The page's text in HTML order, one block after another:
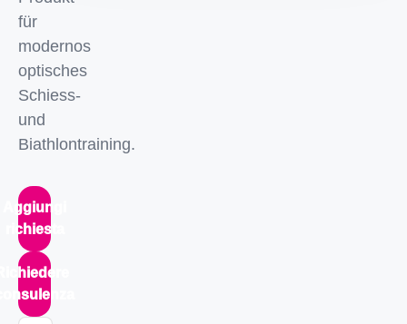
für
modernos
optisches
Schiess-
und
Biathlontraining.
Aggiungi
richiesta